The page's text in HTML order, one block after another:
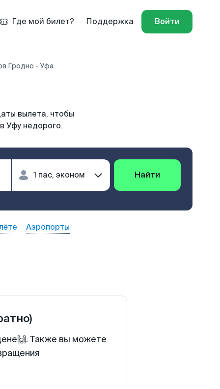
Где мой билет? Поддержка Войти
Гродно - Уфа
вылета, чтобы
Уфу недорого.
Найти
Аэропорты
Также вы можете